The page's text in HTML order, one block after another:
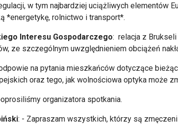
w tym najbardziej uciążliwych elementów
*energetykę, rolnictwo i transport*.
Interesu Gospodarczego: relacja z
ze szczególnym uwzględnieniem obciążeń
na pytania mieszkańców dotyczące
oraz tego, jak wolnościowa optyka może
organizatora spotkania.
: - Zapraszam wszystkich, którzy są